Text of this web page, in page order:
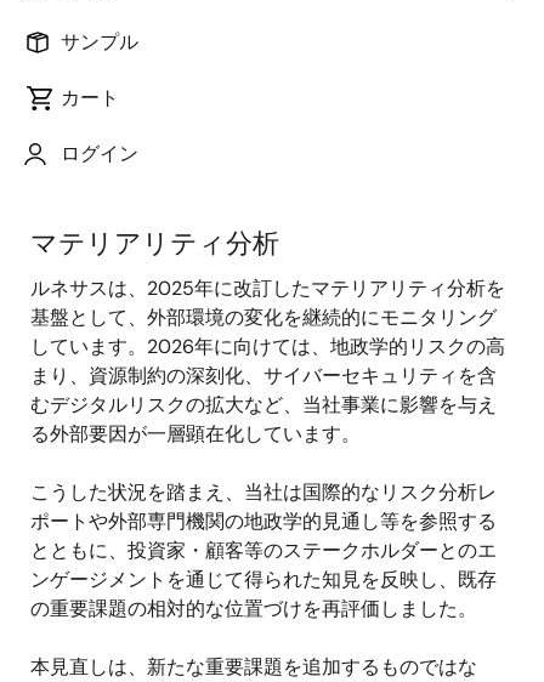
サンプル
カート
ログイン
ィ |サステナビリティターゲット
マテリアリティ分析
ルネサスは、2025年に改訂したマテリアリティ分析を
基盤として、外部環境の変化を継続的にモニタリング
しています。2026年に向けては、地政学的リスクの高
まり、資源制約の深刻化、サイバーセキュリティを含
むデジタルリスクの拡大など、当社事業に影響を与え
る外部要因が一層顕在化しています。
こうした状況を踏まえ、当社は国際的なリスク分析レ
ポートや外部専門機関の地政学的見通し等を参照する
とともに、投資家・顧客等のステークホルダーとのエ
ンゲージメントを通じて得られた知見を反映し、既存
の重要課題の相対的な位置づけを再評価しました。
本見直しは、新たな重要課題を追加するものではな